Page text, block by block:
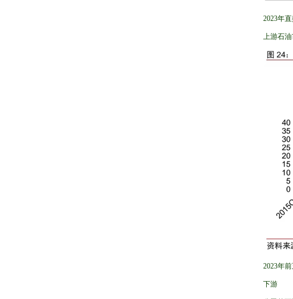
2023年
上游石
2023年
下游